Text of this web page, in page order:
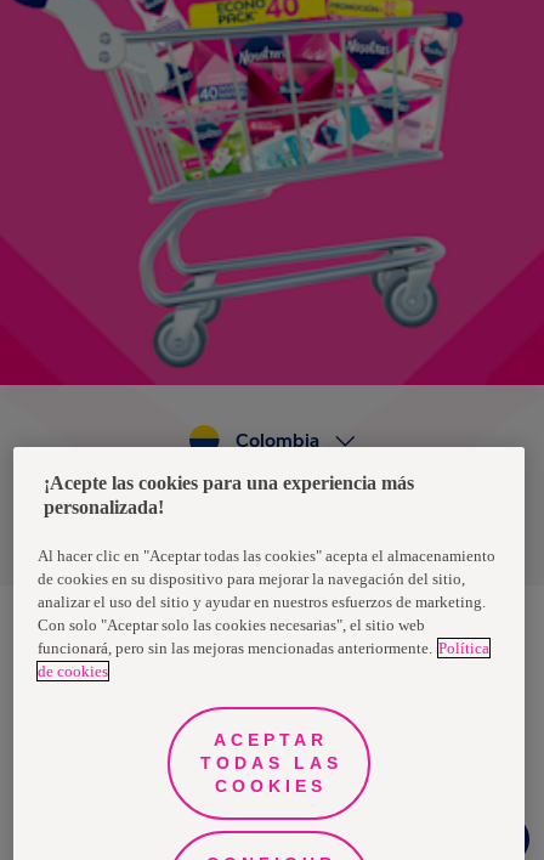
Política de privacidad de datos
Colombia
Nosotras, una marca de Essity - una compañía global líder en
higiene y salud. Cada día, mil millones de personas, en todo el
propósito es romper barreras por el bienestar en beneficio de
consumidores, pacientes, cuidadores, clientes y la sociedad en
general. Vendemos en aproximadamente 150 países bajo las
principales marcas globales TENA y Tork, así como otras marcas
como Actimove, Cutimed, JOBST, Knix, Leukoplast, Libero, Libresse,
Lotus, Modibodi, Nosotras, Saba, Tempo, TOM Organic y Zewa. En
2024, Essity tuvo ventas de aproximadamente 13 mil millones de
euros y empleó a 36,000 personas. La sede de la compañía está
ubicada en Estocolmo, Suecia, y Essity cotiza en Nasdaq Estocolmo.
¡Acepte las cookies para una experiencia más
personalizada!
Al hacer clic en "Aceptar todas las cookies" acepta el almacenamiento
de cookies en su dispositivo para mejorar la navegación del sitio,
analizar el uso del sitio y ayudar en nuestros esfuerzos de marketing.
Con solo "Aceptar solo las cookies necesarias", el sitio web
funcionará, pero sin las mejoras mencionadas anteriormente. Política
de cookies
ACEPTAR
TODAS LAS
COOKIES